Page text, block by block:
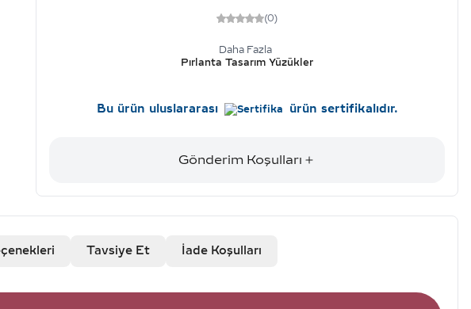
(0)
Daha Fazla
Pırlanta Tasarım Yüzükler
Bu ürün uluslararası ürün sertifikalıdır.
Gönderim Koşulları
Tavsiye Et İade Koşulları